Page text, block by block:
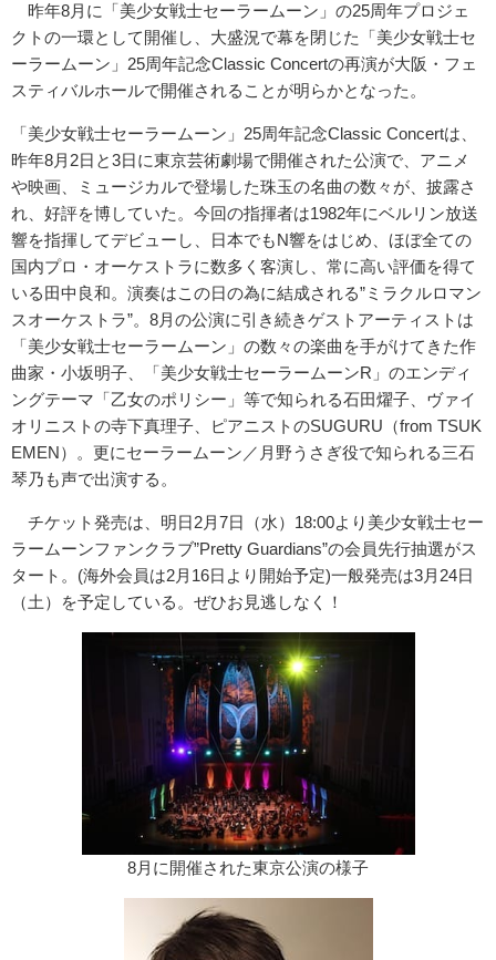
昨年8月に「美少女戦士セーラームーン」の25周年プロジェ
クトの一環として開催し、大盛況で幕を閉じた「美少女戦士セ
ーラームーン」25周年記念Classic Concertの再演が大阪・フェ
スティバルホールで開催されることが明らかとなった。
「美少女戦士セーラームーン」25周年記念Classic Concertは、
昨年8月2日と3日に東京芸術劇場で開催された公演で、アニメ
や映画、ミュージカルで登場した珠玉の名曲の数々が、披露さ
れ、好評を博していた。今回の指揮者は1982年にベルリン放送
響を指揮してデビューし、日本でもN響をはじめ、ほぼ全ての
国内プロ・オーケストラに数多く客演し、常に高い評価を得て
いる田中良和。演奏はこの日の為に結成される”ミラクルロマン
スオーケストラ”。8月の公演に引き続きゲストアーティストは
「美少女戦士セーラームーン」の数々の楽曲を手がけてきた作
曲家・小坂明子、「美少女戦士セーラームーンR」のエンディ
ングテーマ「乙女のポリシー」等で知られる石田燿子、ヴァイ
オリニストの寺下真理子、ピアニストのSUGURU（from TSUK
EMEN）。更にセーラームーン／月野うさぎ役で知られる三石
琴乃も声で出演する。
チケット発売は、明日2月7日（水）18:00より美少女戦士セー
ラームーンファンクラブ”Pretty Guardians”の会員先行抽選がス
タート。(海外会員は2月16日より開始予定)一般発売は3月24日
（土）を予定している。ぜひお見逃しなく！
8月に開催された東京公演の様子